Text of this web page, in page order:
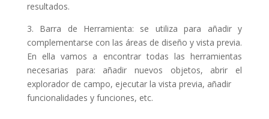
resultados.
3. Barra de Herramienta: se utiliza para añadir y
complementarse con las áreas de diseño y vista previa.
En ella vamos a encontrar todas las herramientas
necesarias para: añadir nuevos objetos, abrir el
explorador de campo, ejecutar la vista previa, añadir
funcionalidades y funciones, etc.